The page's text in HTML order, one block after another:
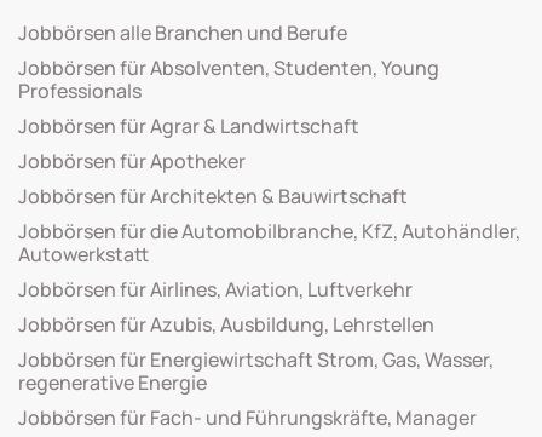
Jobbörsen alle Branchen und Berufe
Jobbörsen für Absolventen, Studenten, Young
Professionals
Jobbörsen für Agrar & Landwirtschaft
Jobbörsen für Apotheker
Jobbörsen für Architekten & Bauwirtschaft
Jobbörsen für die Automobilbranche, KfZ, Autohändler,
Autowerkstatt
Jobbörsen für Airlines, Aviation, Luftverkehr
Jobbörsen für Azubis, Ausbildung, Lehrstellen
Jobbörsen für Energiewirtschaft Strom, Gas, Wasser,
regenerative Energie
Jobbörsen für Fach- und Führungskräfte, Manager